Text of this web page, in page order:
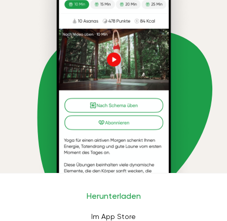
Herunterladen
Im App Store